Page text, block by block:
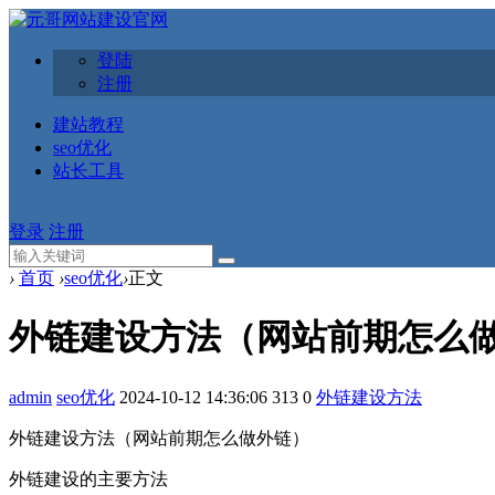
登陆
注册
建站教程
seo优化
站长工具
登录 注册
› 首页 ›seo优化›正文
外链建设方法（网站前期怎么
admin seo优化 2024-10-12 14:36:06 313 0 外链建设方法
外链建设方法（网站前期怎么做外链）
外链建设的主要方法‌